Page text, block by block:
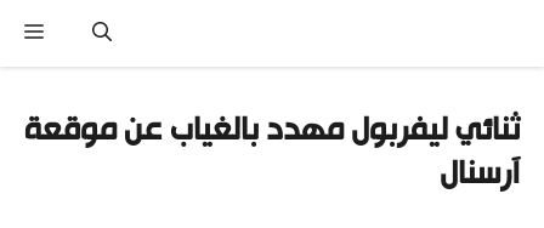
ثنائي ليفربول مهدد بالغياب عن موقعة
آرسنال